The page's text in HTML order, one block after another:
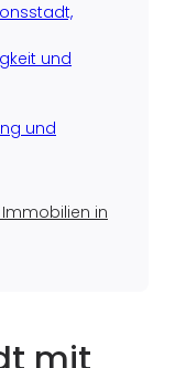
und
und
in